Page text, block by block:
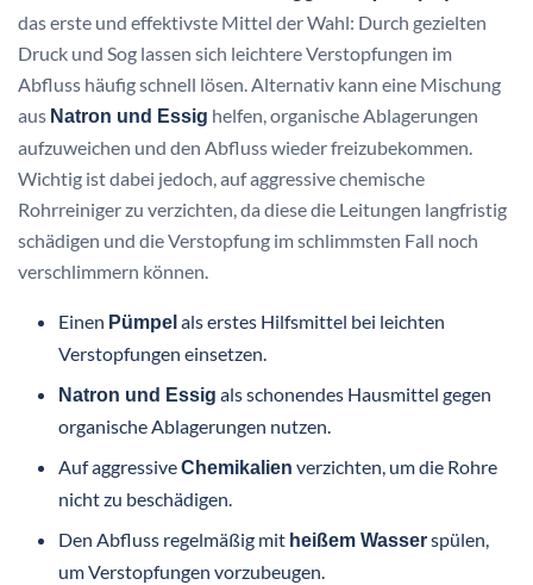
das erste und effektivste Mittel der Wahl: Durch gezielten
Druck und Sog lassen sich leichtere Verstopfungen im
Abfluss häufig schnell lösen. Alternativ kann eine Mischung
aus Natron und Essig helfen, organische Ablagerungen
aufzuweichen und den Abfluss wieder freizubekommen.
Wichtig ist dabei jedoch, auf aggressive chemische
Rohrreiniger zu verzichten, da diese die Leitungen langfristig
schädigen und die Verstopfung im schlimmsten Fall noch
verschlimmern können.
Einen Pümpel als erstes Hilfsmittel bei leichten
Verstopfungen einsetzen.
Natron und Essig als schonendes Hausmittel gegen
organische Ablagerungen nutzen.
Auf aggressiveChemikalien verzichten, um die Rohre
nicht zu beschädigen.
Den Abfluss regelmäßig mit heißem Wasserspülen,
um Verstopfungen vorzubeugen.